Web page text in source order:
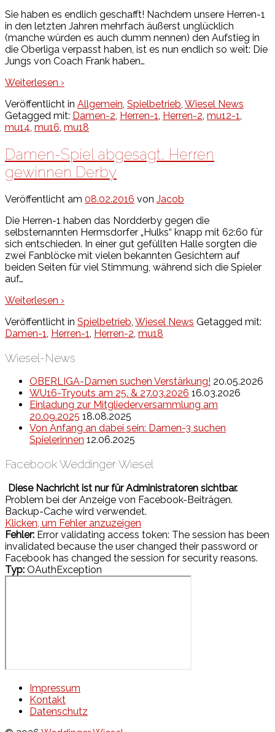
Sie haben es endlich geschafft! Nachdem unsere Herren-1
in den letzten Jahren mehrfach äußerst unglücklich
(manche würden es auch dumm nennen) den Aufstieg in
die Oberliga verpasst haben, ist es nun endlich so weit: Die
Jungs von Coach Frank haben…
Weiterlesen ›
Veröffentlicht in Allgemein, Spielbetrieb, Wiesel News
Getagged mit: Damen-2, Herren-1, Herren-2, mu12-1,
mu14, mu16, mu18
Damen-Spiel abgesagt, Herren
gewinnen Derby
Veröffentlicht am 08.02.2016 von Jacob
Die Herren-1 haben das Nordderby gegen die
selbsternannten Hermsdorfer „Hulks“ knapp mit 62:60 für
sich entschieden. In einer gut gefüllten Halle sorgten die
zwei Fanblöcke mit vielen bekannten Gesichtern auf
beiden Seiten für viel Stimmung, während sich die Spieler
auf…
Weiterlesen ›
Veröffentlicht in Spielbetrieb, Wiesel News Getagged mit:
Damen-1, Herren-1, Herren-2, mu18
Wiesel-News
OBERLIGA-Damen suchen Verstärkung! 20.05.2026
WU16-Tryouts am 25. & 27.03.2026 16.03.2026
Einladung zur Mitgliederversammlung am
20.09.2025 18.08.2025
Von Anfang an dabei sein: Damen-3 suchen
Spielerinnen 12.06.2025
Facebook Weddinger Wiesel
Diese Nachricht ist nur für Administratoren sichtbar.
Problem bei der Anzeige von Facebook-Beiträgen.
Backup-Cache wird verwendet.
Klicken, um Fehler anzuzeigen
Fehler: Error validating access token: The session has been
invalidated because the user changed their password or
Facebook has changed the session for security reasons.
Typ: OAuthException
Impressum
Kontakt
Datenschutz